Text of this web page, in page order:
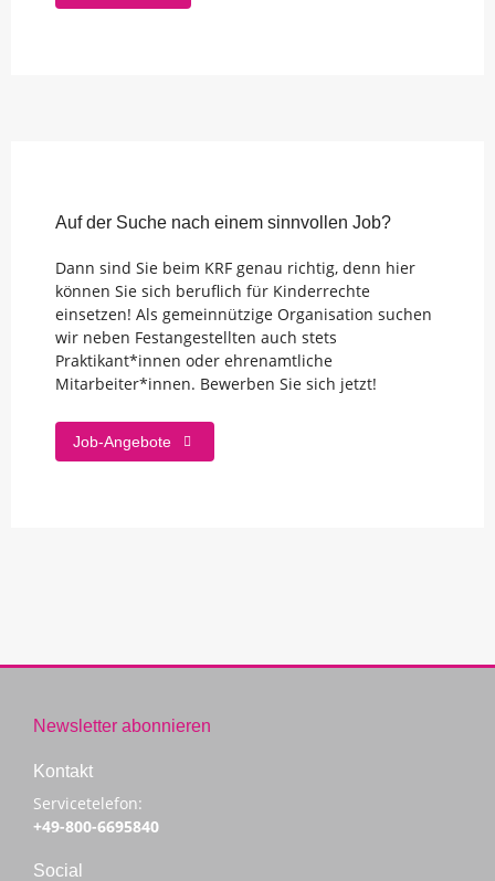
Auf der Suche nach einem sinnvollen Job?
Dann sind Sie beim KRF genau richtig, denn hier
können Sie sich beruflich für Kinderrechte
einsetzen! Als gemeinnützige Organisation suchen
wir neben Festangestellten auch stets
Praktikant*innen oder ehrenamtliche
Mitarbeiter*innen. Bewerben Sie sich jetzt!
Job-Angebote
Newsletter abonnieren
Kontakt
Servicetelefon:
+49-800-6695840
Social